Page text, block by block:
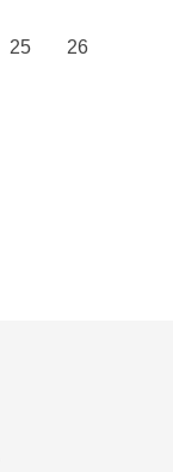
25 26